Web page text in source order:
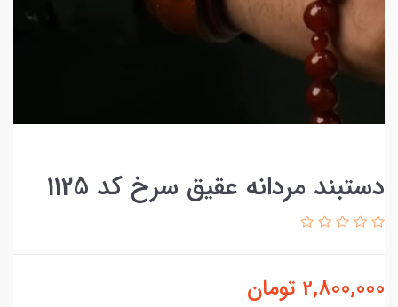
دستبند مردانه عقیق سرخ کد 1125
2,800,000 تومان